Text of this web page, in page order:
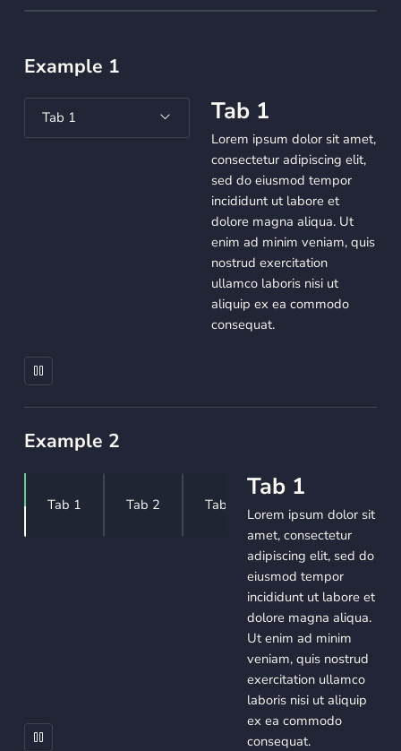
Example 1
Tab 1 Tab 1
Lorem ipsum dolor sit amet,
consectetur adipiscing elit,
sed do eiusmod tempor
incididunt ut labore et
dolore magna aliqua. Ut
enim ad minim veniam, quis
nostrud exercitation
ullamco laboris nisi ut
aliquip ex ea commodo
consequat.
Example 2
Tab 1 Tab 2 Tab 3
Tab 1
Lorem ipsum dolor sit
amet, consectetur
adipiscing elit, sed do
eiusmod tempor
incididunt ut labore et
dolore magna aliqua.
Ut enim ad minim
veniam, quis nostrud
exercitation ullamco
laboris nisi ut aliquip
ex ea commodo
consequat.